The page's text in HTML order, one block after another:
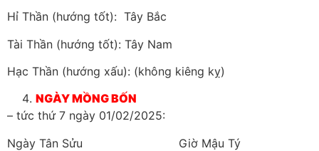
Hỉ Thần (hướng tốt): Tây Bắc
Tài Thần (hướng tốt): Tây Nam
Hạc Thần (hướng xấu): (không kiêng kỵ)
NGÀY MỒNG BỐN
– tức thứ 7 ngày 01/02/2025:
Ngày Tân Sửu Giờ Mậu Tý